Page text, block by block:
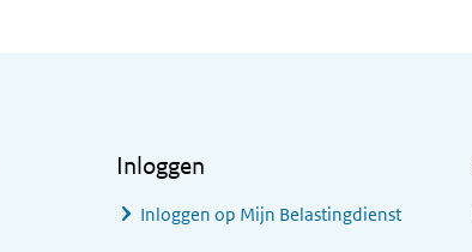
Inloggen
Inloggen op Mijn Belastingdienst